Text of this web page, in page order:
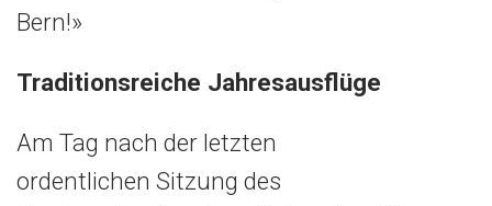
Bern!»
Traditionsreiche Jahresausflüge
Am Tag nach der letzten
ordentlichen Sitzung des